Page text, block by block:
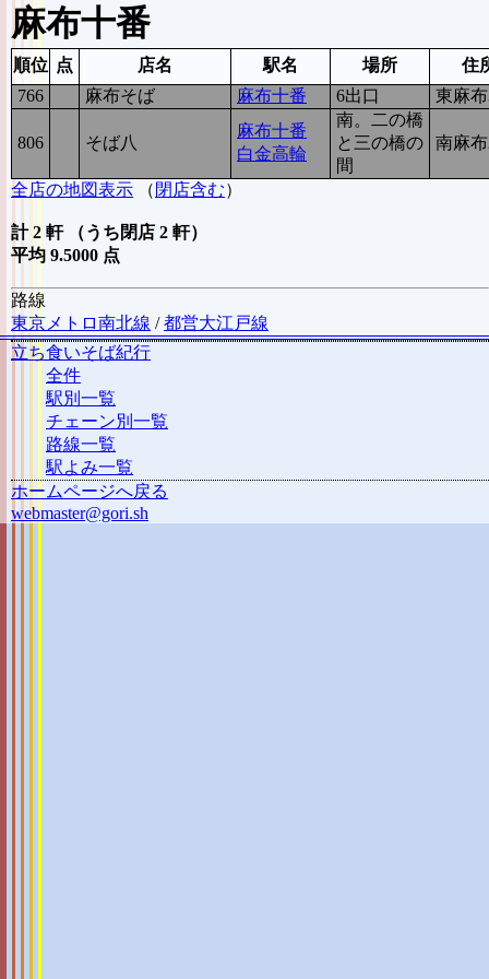
麻布十番
順位 点 店名 駅名 場所
住
766
麻布そば 麻布十番 6出口 東麻
806 そば八
麻布十番
白金高輪
南。二の橋
と三の橋の
間
南麻
全店の地図表示 （ 閉店含む）
計 2 軒 （うち閉店 2 軒）
平均 9.5000 点
路線
東京メトロ南北線 /都営大江戸線
立ち食いそば紀行
全件
駅別一覧
チェーン別一覧
路線一覧
駅よみ一覧
ホームページへ戻る
webmaster@gori.sh